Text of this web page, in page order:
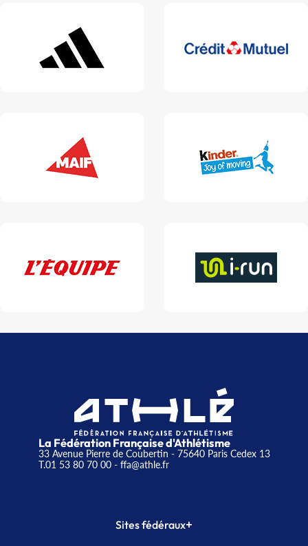
La Fédération Française d'Athlétisme
33 Avenue Pierre de Coubertin - 75640 Paris Cedex 13
T.01 53 80 70 00- ffa@athle.fr
Sites fédéraux+